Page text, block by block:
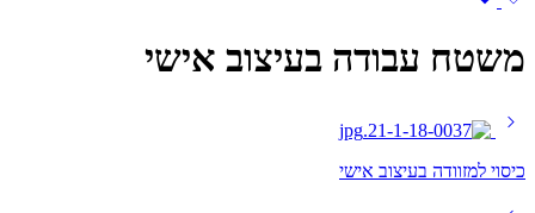
משטח עבודה בעיצוב אישי
כיסוי למזוודה בעיצוב אישי